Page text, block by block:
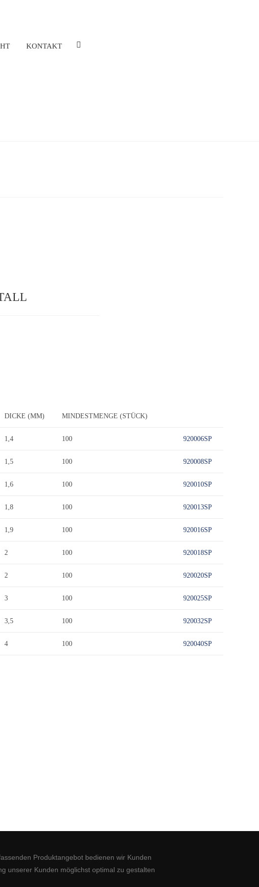
KONTAKT
DICKE (MM) MINDESTMENGE (STÜCK)
1,4 100 920006SP
1,5 100 920008SP
1,6 100 920010SP
1,8 100 920013SP
1,9 100 920016SP
2 100 920018SP
2 100 920020SP
3 100 920025SP
3,5 100 920032SP
4 100 920040SP
Produktangebot bedienen wir Kunden
unserer Kunden möglichst optimal zu gestalten